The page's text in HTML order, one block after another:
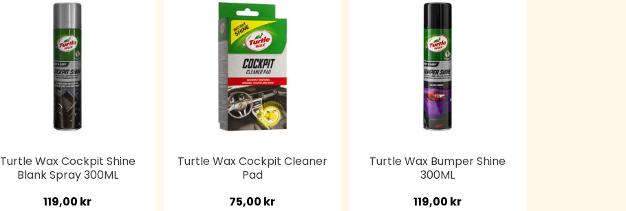
Turtle Wax Cockpit Shine
Blank Spray 300ML
119,00 kr
Turtle Wax Cockpit Cleaner
Pad
75,00 kr
Turtle Wax Bumper Shine
300ML
119,00 kr